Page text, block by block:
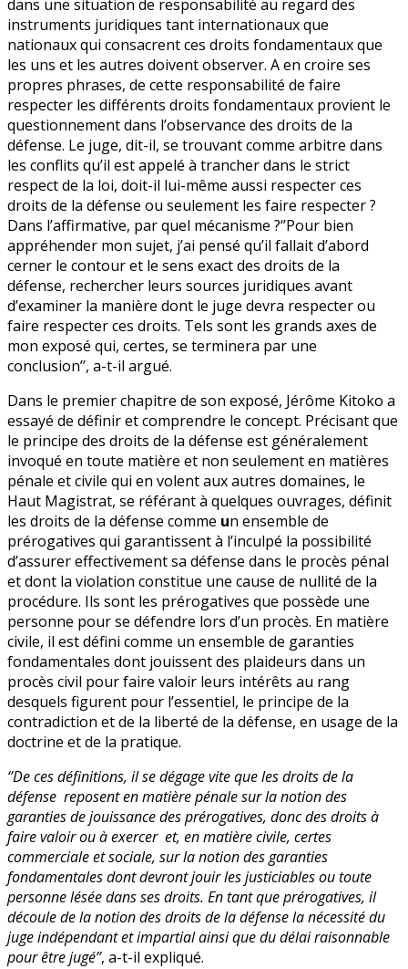
dans une situation de responsabilité au regard des
instruments juridiques tant internationaux que
nationaux qui consacrent ces droits fondamentaux que
les uns et les autres doivent observer. A en croire ses
propres phrases, de cette responsabilité de faire
respecter les différents droits fondamentaux provient le
questionnement dans l’observance des droits de la
défense. Le juge, dit-il, se trouvant comme arbitre dans
les conflits qu’il est appelé à trancher dans le strict
respect de la loi, doit-il lui-même aussi respecter ces
droits de la défense ou seulement les faire respecter ?
Dans l’affirmative, par quel mécanisme ?‘’Pour bien
appréhender mon sujet, j’ai pensé qu’il fallait d’abord
cerner le contour et le sens exact des droits de la
défense, rechercher leurs sources juridiques avant
d’examiner la manière dont le juge devra respecter ou
faire respecter ces droits. Tels sont les grands axes de
mon exposé qui, certes, se terminera par une
conclusion’’, a-t-il argué.
Dans le premier chapitre de son exposé, Jérôme Kitoko a
essayé de définir et comprendre le concept. Précisant que
le principe des droits de la défense est généralement
invoqué en toute matière et non seulement en matières
pénale et civile qui en volent aux autres domaines, le
Haut Magistrat, se référant à quelques ouvrages, définit
les droits de la défense comme un ensemble de
prérogatives qui garantissent à l’inculpé la possibilité
d’assurer effectivement sa défense dans le procès pénal
et dont la violation constitue une cause de nullité de la
procédure. Ils sont les prérogatives que possède une
personne pour se défendre lors d’un procès. En matière
civile, il est défini comme un ensemble de garanties
fondamentales dont jouissent des plaideurs dans un
procès civil pour faire valoir leurs intérêts au rang
desquels figurent pour l’essentiel, le principe de la
contradiction et de la liberté de la défense, en usage de la
doctrine et de la pratique.
‘’De ces définitions, il se dégage vite que les droits de la
défense reposent en matière pénale sur la notion des
garanties de jouissance des prérogatives, donc des droits à
faire valoir ou à exercer et, en matière civile, certes
commerciale et sociale, sur la notion des garanties
fondamentales dont devront jouir les justiciables ou toute
personne lésée dans ses droits. En tant que prérogatives, il
découle de la notion des droits de la défense la nécessité du
juge indépendant et impartial ainsi que du délai raisonnable
pour être jugé’’, a-t-il expliqué.